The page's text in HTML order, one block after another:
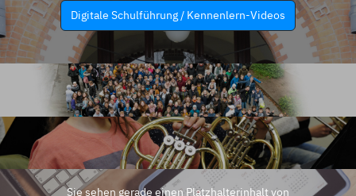
Digitale Schulführung / Kennenlern-Videos
Sie sehen gerade einen Platzhalterinhalt von